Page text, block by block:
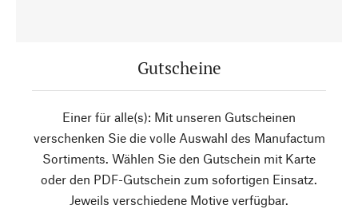
Gutscheine
Einer für alle(s): Mit unseren Gutscheinen
verschenken Sie die volle Auswahl des Manufactum
Sortiments. Wählen Sie den Gutschein mit Karte
oder den PDF-Gutschein zum sofortigen Einsatz.
Jeweils verschiedene Motive verfügbar.